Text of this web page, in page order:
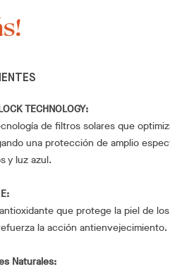
TECHNOLOGY:
de filtros solares que
una protección de amplio
y luz azul.
que protege la piel de
la acción antienvejecimiento.
Naturales: